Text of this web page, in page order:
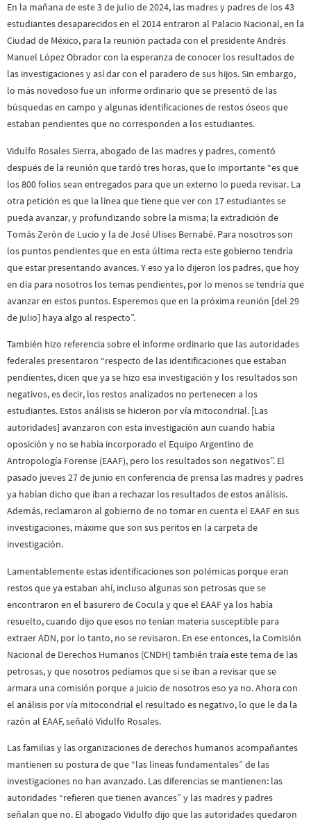
En la mañana de este 3 de julio de 2024, las madres y padres de los 43
estudiantes desaparecidos en el 2014 entraron al Palacio Nacional, en la
Ciudad de México, para la reunión pactada con el presidente Andrés
Manuel López Obrador con la esperanza de conocer los resultados de
las investigaciones y así dar con el paradero de sus hijos. Sin embargo,
lo más novedoso fue un informe ordinario que se presentó de las
búsquedas en campo y algunas identificaciones de restos óseos que
estaban pendientes que no corresponden a los estudiantes.
Vidulfo Rosales Sierra, abogado de las madres y padres, comentó
después de la reunión que tardó tres horas, que lo importante “es que
los 800 folios sean entregados para que un externo lo pueda revisar. La
otra petición es que la línea que tiene que ver con 17 estudiantes se
pueda avanzar, y profundizando sobre la misma; la extradición de
Tomás Zerón de Lucio y la de José Ulises Bernabé. Para nosotros son
los puntos pendientes que en esta última recta este gobierno tendría
que estar presentando avances. Y eso ya lo dijeron los padres, que hoy
en día para nosotros los temas pendientes, por lo menos se tendría que
avanzar en estos puntos. Esperemos que en la próxima reunión [del 29
de julio] haya algo al respecto”.
También hizo referencia sobre el informe ordinario que las autoridades
federales presentaron “respecto de las identificaciones que estaban
pendientes, dicen que ya se hizo esa investigación y los resultados son
negativos, es decir, los restos analizados no pertenecen a los
estudiantes. Estos análisis se hicieron por vía mitocondrial. [Las
autoridades] avanzaron con esta investigación aun cuando había
oposición y no se había incorporado el Equipo Argentino de
Antropología Forense (EAAF), pero los resultados son negativos”. El
pasado jueves 27 de junio en conferencia de prensa las madres y padres
ya habían dicho que iban a rechazar los resultados de estos análisis.
Además, reclamaron al gobierno de no tomar en cuenta el EAAF en sus
investigaciones, máxime que son sus peritos en la carpeta de
investigación.
Lamentablemente estas identificaciones son polémicas porque eran
restos que ya estaban ahí, incluso algunas son petrosas que se
encontraron en el basurero de Cocula y que el EAAF ya los había
resuelto, cuando dijo que esos no tenían materia susceptible para
extraer ADN, por lo tanto, no se revisaron. En ese entonces, la Comisión
Nacional de Derechos Humanos (CNDH) también traía este tema de las
petrosas, y que nosotros pedíamos que si se iban a revisar que se
armara una comisión porque a juicio de nosotros eso ya no. Ahora con
el análisis por vía mitocondrial el resultado es negativo, lo que le da la
razón al EAAF, señaló Vidulfo Rosales.
Las familias y las organizaciones de derechos humanos acompañantes
mantienen su postura de que “las líneas fundamentales” de las
investigaciones no han avanzado. Las diferencias se mantienen: las
autoridades “refieren que tienen avances” y las madres y padres
señalan que no. El abogado Vidulfo dijo que las autoridades quedaron